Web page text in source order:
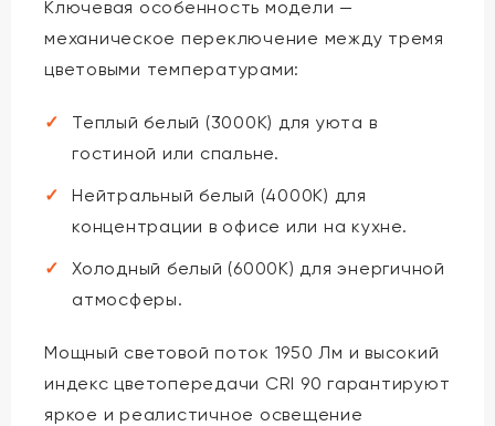
Ключевая особенность модели —
механическое переключение между тремя
цветовыми температурами:
Теплый белый (3000K) для уюта в
гостиной или спальне.
Нейтральный белый (4000K) для
концентрации в офисе или на кухне.
Холодный белый (6000K) для энергичной
атмосферы.
Мощный световой поток 1950 Лм и высокий
индекс цветопередачи CRI 90 гарантируют
яркое и реалистичное освещение